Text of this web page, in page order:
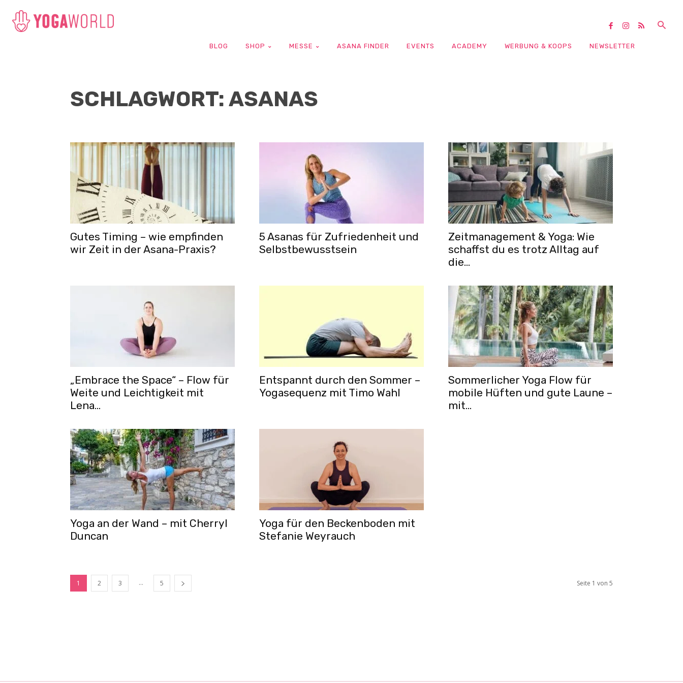
BLOG SHOP MESSE ASANA FINDER EVENTS ACADEMY WERBUNG & KOOPS NEWSLETTER
SCHLAGWORT: ASANAS
Gutes Timing – wie empfinden
wir Zeit in der Asana-Praxis?
5 Asanas für Zufriedenheit und
Selbstbewusstsein
Zeitmanagement & Yoga: Wie
schaffst du es trotz Alltag auf
die...
„Embrace the Space“ – Flow für
Weite und Leichtigkeit mit
Lena...
Entspannt durch den Sommer –
Yogasequenz mit Timo Wahl
Sommerlicher Yoga Flow für
mobile Hüften und gute Laune –
mit...
Yoga an der Wand – mit Cherryl
Duncan
Yoga für den Beckenboden mit
Stefanie Weyrauch
1 2 3 ... 5 Seite 1 von 5